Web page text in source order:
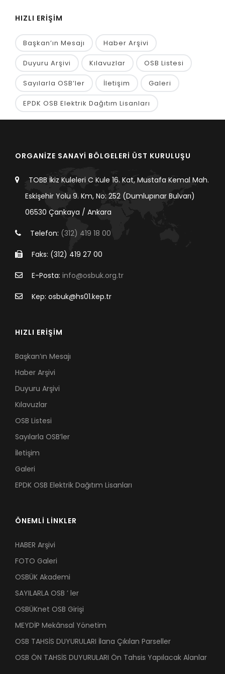
HIZLI ERİŞİM
Başkan’ın Mesajı Haber Arşivi
Duyuru Arşivi Kılavuzlar OSB Listesi
Sayılarla OSB’ler İletişim Galeri
EPDK OSB Elektrik Dağıtım Lisanları
ORGANİZE SANAYİ BÖLGELERİ ÜST KURULUŞU
TOBB İkiz Kuleleri C Kule 16. Kat, Mustafa Kemal Mah.
Eskişehir Yolu 9. Km, No: 252 (Dumlupınar Bulvarı)
06530 Çankaya / Ankara
Telefon: (312) 419 18 00
Faks: (312) 419 27 00
E-Posta: info@osbuk.org.tr
Kep: osbuk@hs01.kep.tr
HIZLI ERİŞİM
Başkan’ın Mesajı
Haber Arşivi
Duyuru Arşivi
Kılavuzlar
OSB Listesi
Sayılarla OSB’ler
İletişim
Galeri
EPDK OSB Elektrik Dağıtım Lisanları
ÖNEMLİ LİNKLER
HABER Arşivi
FOTO Galeri
OSBÜK Akademi
SAYILARLA OSB ’ ler
OSBÜKnet OSB Girişi
MEYDİP Mekânsal Yönetim
OSB TAHSİS DUYURULARI İlana Çıkılan Parseller
OSB ÖN TAHSİS DUYURULARI Ön Tahsis Yapılacak Alanlar